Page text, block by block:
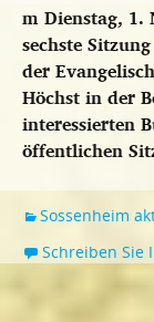
m Dienstag,
sechste
der
Höchst in der
interessierten
öffentlichen
Sossenheim
Schreiben Sie